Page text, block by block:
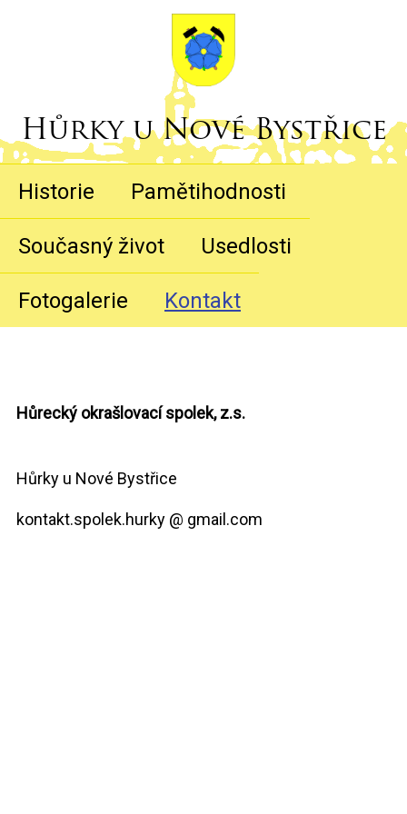
Hůrky u Nové Bystřice
Historie Pamětihodnosti
Současný život Usedlosti
Fotogalerie Kontakt
Hůrecký okrašlovací spolek, z.s.
Hůrky u Nové Bystřice
kontakt.spolek.hurky @ gmail.com